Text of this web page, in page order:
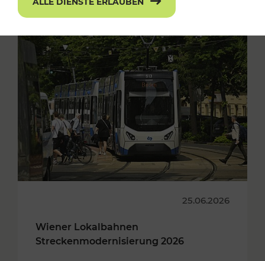
25.06.2026
Wiener Lokalbahnen
Streckenmodernisierung 2026